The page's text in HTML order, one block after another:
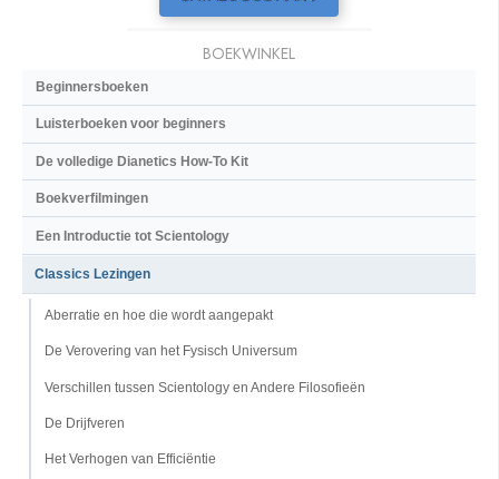
BOEKWINKEL
Beginnersboeken
Luisterboeken voor beginners
De volledige Dianetics How-To Kit
Boekverfilmingen
Een Introductie tot Scientology
Classics Lezingen
Aberratie en hoe die wordt aangepakt
De Verovering van het Fysisch Universum
Verschillen tussen Scientology en Andere Filosofieën
De Drijfveren
Het Verhogen van Efficiëntie